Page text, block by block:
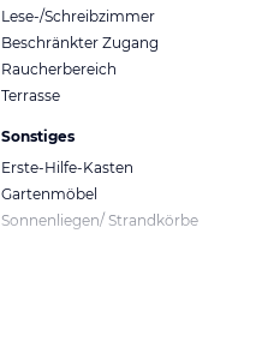
Lese-/Schreibzimmer
Beschränkter Zugang
Raucherbereich
Terrasse
Sonstiges
Erste-Hilfe-Kasten
Gartenmöbel
Sonnenliegen/ Strandkörbe